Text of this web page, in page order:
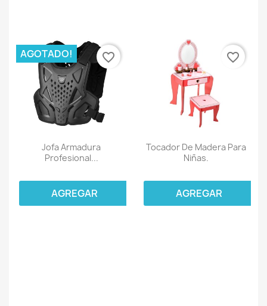
Jofa Armadura
Profesional...
AGOTADO!
AGREGAR
favorite_border
Tocador De Madera Para
Niñas.
AGREGAR
favorite_border